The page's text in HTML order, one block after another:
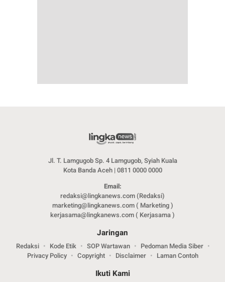
Jl. T. Lamgugob Sp. 4 Lamgugob, Syiah Kuala
Kota Banda Aceh | 0811 0000 0000
Email:
redaksi@lingkanews.com (Redaksi)
marketing@lingkanews.com ( Marketing )
kerjasama@lingkanews.com ( Kerjasama )
Jaringan
Redaksi Kode Etik SOP Wartawan
Pedoman Media Siber
Privacy Policy
Copyright Disclaimer Laman Contoh
Ikuti Kami